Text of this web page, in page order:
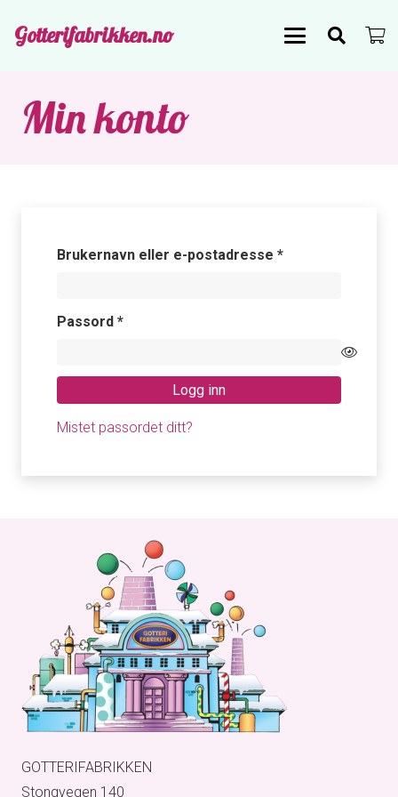
Gotterifabrikken.no
Min konto
Brukernavn eller e-postadresse *Påkrevd
Passord *Påkrevd
Logg inn
Mistet passordet ditt?
GOTTERIFABRIKKEN
Stongvegen 140